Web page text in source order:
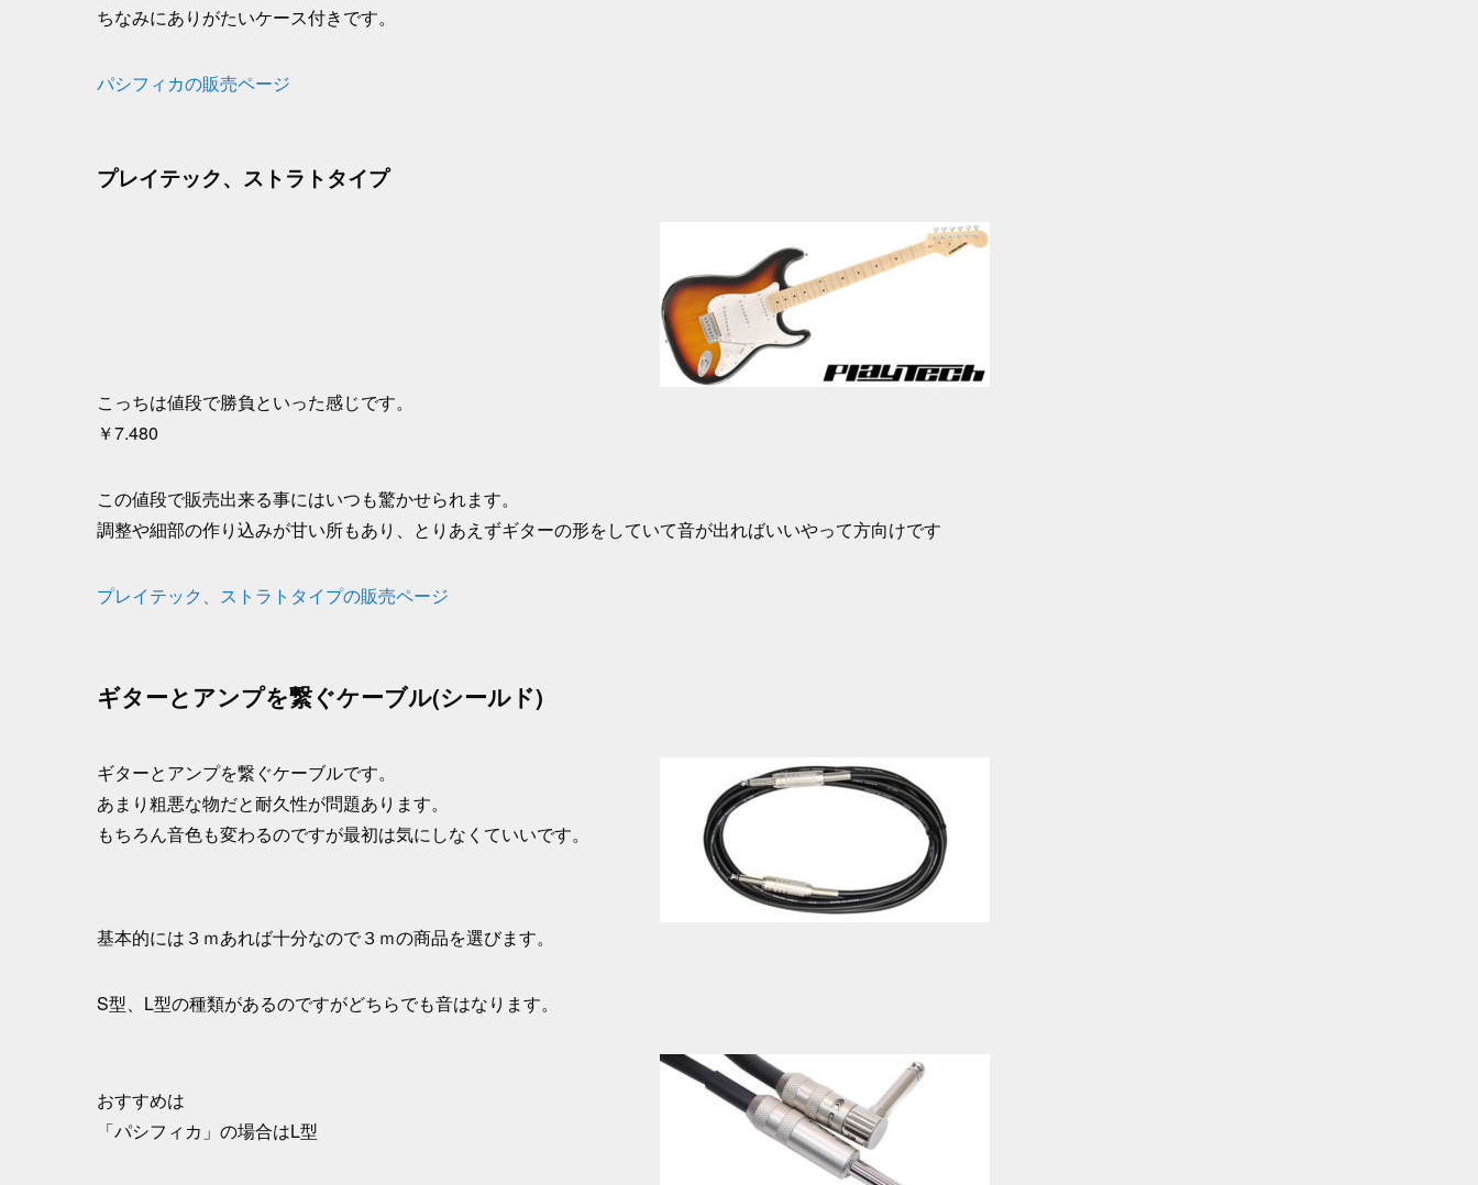
ちなみにありがたいケース付きです。
パシフィカの販売ページ
プレイテック、ストラトタイプ
こっちは値段で勝負といった感じです。
￥7.480
この値段で販売出来る事にはいつも驚かせられます。
調整や細部の作り込みが甘い所もあり、とりあえずギターの形をしていて音が出ればいいやって方向けです
プレイテック、ストラトタイプの販売ページ
ギターとアンプを繋ぐケーブル(シールド)
ギターとアンプを繋ぐケーブルです。
あまり粗悪な物だと耐久性が問題あります。
もちろん音色も変わるのですが最初は気にしなくていいです。
基本的には３ｍあれば十分なので３ｍの商品を選びます。
S型、L型の種類があるのですがどちらでも音はなります。
おすすめは
「パシフィカ」の場合はL型